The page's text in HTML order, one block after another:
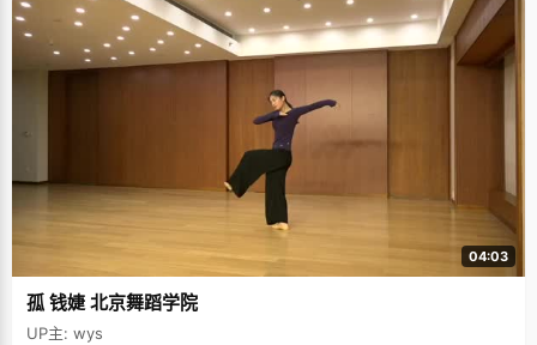
04:03
孤 钱婕 北京舞蹈学院
UP主: wys